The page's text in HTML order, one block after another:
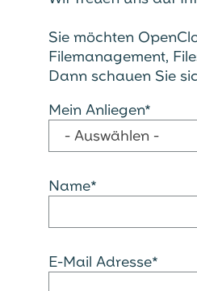
Sie möchten
Filemanagement,
Dann schauen Sie
Mein Anliegen*
- Auswählen -
Name*
E-Mail Adresse*